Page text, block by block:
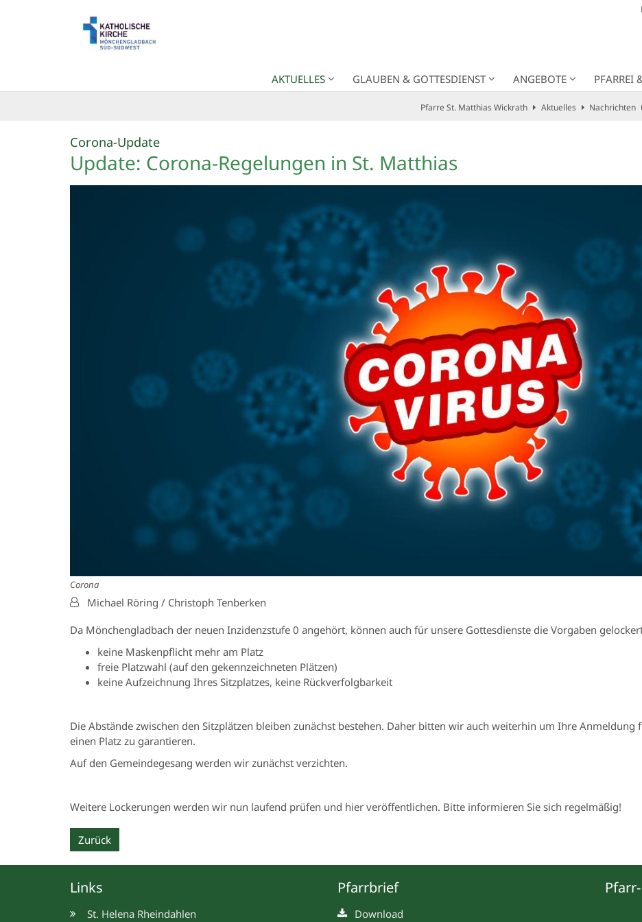
AKTUELLES GLAUBEN & GOTTESDIENST ANGEBOTE PFARREI
Pfarre St. Matthias Wickrath Aktuelles Nachrichten
Corona-Update:
Update: Corona-Regelungen in St. Matthias
Corona
Von:Michael Röring / Christoph Tenberken
Da Mönchengladbach der neuen Inzidenzstufe 0 angehört, können auch für unsere Gottesdienste die Vorgaben
keine Maskenpflicht mehr am Platz
freie Platzwahl (auf den gekennzeichneten Plätzen)
keine Aufzeichnung Ihres Sitzplatzes, keine Rückverfolgbarkeit
Die Abstände zwischen den Sitzplätzen bleiben zunächst bestehen. Daher bitten wir auch weiterhin um Ihre
einen Platz zu garantieren.
Auf den Gemeindegesang werden wir zunächst verzichten.
Weitere Lockerungen werden wir nun laufend prüfen und hier veröffentlichen. Bitte informieren Sie sich regelmäßig!
Zurück
Links
St. Helena Rheindahlen
Pfarrbrief
Download